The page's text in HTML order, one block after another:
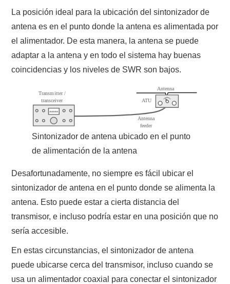
La posición ideal para la ubicación del sintonizador de
antena es en el punto donde la antena es alimentada por
el alimentador. De esta manera, la antena se puede
adaptar a la antena y en todo el sistema hay buenas
coincidencias y los niveles de SWR son bajos.
Sintonizador de antena ubicado en el punto
de alimentación de la antena
Desafortunadamente, no siempre es fácil ubicar el
sintonizador de antena en el punto donde se alimenta la
antena. Esto puede estar a cierta distancia del
transmisor, e incluso podría estar en una posición que no
sería accesible.
En estas circunstancias, el sintonizador de antena
puede ubicarse cerca del transmisor, incluso cuando se
usa un alimentador coaxial para conectar el sintonizador